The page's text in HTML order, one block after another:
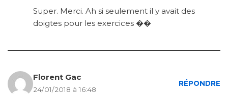
Super. Merci. Ah si seulement il y avait des
doigtes pour les exercices ��
Florent Gac
24/01/2018 à 16:48
RÉPONDRE